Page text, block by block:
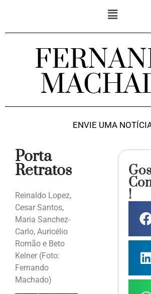
ENVIE UMA
Porta
Retratos
Reinaldo Lopez,
Cesar Santos,
Maria Sanchez-
Carlo, Auricélio
Romão e Beto
Kelner (Foto:
Fernando
Machado)
!